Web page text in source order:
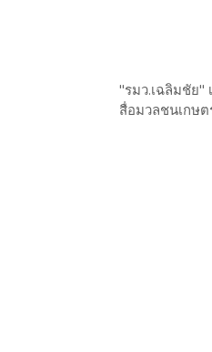
"รมว.เฉลิมชัย"
สื่อมวลชนเกษ